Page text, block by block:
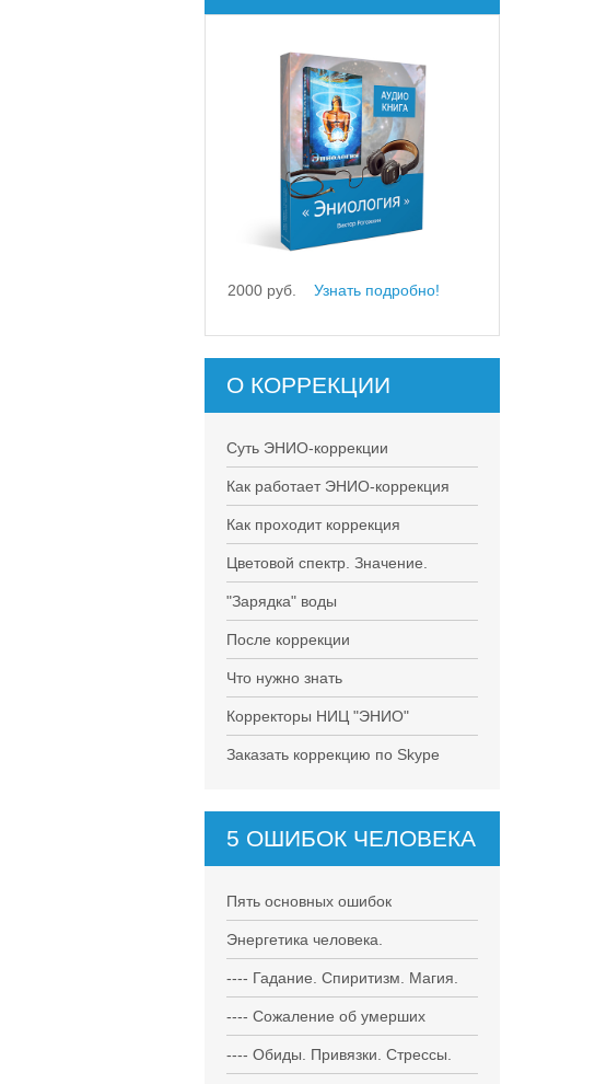
2000 руб. Узнать подробно!
О КОРРЕКЦИИ
Суть ЭНИО-коррекции
Как работает ЭНИО-коррекция
Как проходит коррекция
Цветовой спектр. Значение.
"Зарядка" воды
После коррекции
Что нужно знать
Корректоры НИЦ "ЭНИО"
Заказать коррекцию по Skype
5 ОШИБОК ЧЕЛОВЕКА
Пять основных ошибок
Энергетика человека.
---- Гадание. Спиритизм. Магия.
---- Сожаление об умерших
---- Обиды. Привязки. Стрессы.